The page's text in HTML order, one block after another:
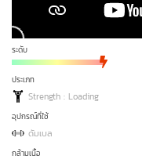
ระดับ
ประเภท
Strength : Loading
อุปกรณ์ที่ใช้
ดัมเบล
กล้ามเนื้อ